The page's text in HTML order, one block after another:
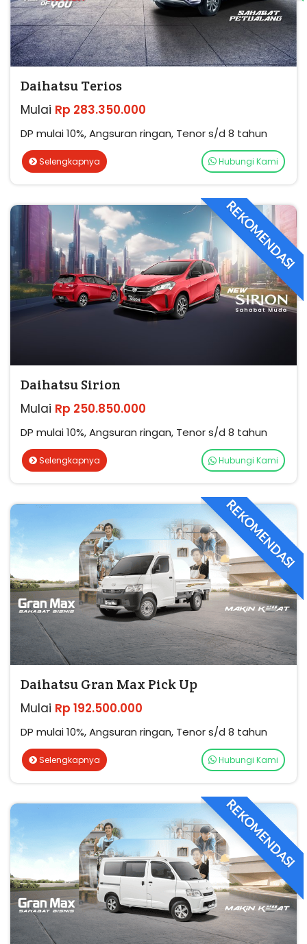
Daihatsu Terios
Mulai Rp 283.350.000
DP mulai 10%, Angsuran ringan, Tenor s/d 8 tahun
Selengkapnya Hubungi Kami
REKOMENDASI
Daihatsu Sirion
Mulai Rp 250.850.000
DP mulai 10%, Angsuran ringan, Tenor s/d 8 tahun
Selengkapnya Hubungi Kami
REKOMENDASI
Daihatsu Gran Max Pick Up
Mulai Rp 192.500.000
DP mulai 10%, Angsuran ringan, Tenor s/d 8 tahun
Selengkapnya Hubungi Kami
REKOMENDASI